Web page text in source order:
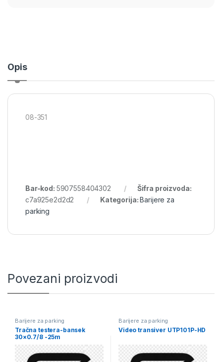
Opis
08-351
Bar-kod: 5907558404302
Šifra proizvoda:
c7a925e2d2d2
Kategorija:Barijere za
parking
Povezani proizvodi
Barijere za parking
Tračna testera-bansek
30×0.7/8 -25m
Barijere za parking
Video transiver UTP101P-HD